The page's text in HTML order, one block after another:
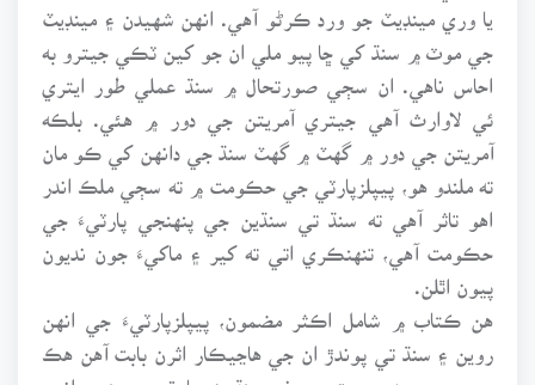
يا وري مينڊيٽ جو ورد ڪرڻو آهي. انهن شهيدن ۽ مينڊيٽ
جي موٽ ۾ سنڌ کي ڇا پيو ملي ان جو کين ٽڪي جيترو به
احاس ناهي. ان سڄي صورتحال ۾ سنڌ عملي طور ايتري
ئي لاوارث آهي جيتري آمريتن جي دور ۾ هئي. بلڪه
آمريتن جي دور ۾ گهٽ ۾ گهٽ سنڌ جي دانهن کي ڪو مان
ته ملندو هو، پيپلزپارٽي جي حڪومت ۾ ته سڄي ملڪ اندر
اهو تاثر آهي ته سنڌ تي سنڌين جي پنهنجي پارٽيءَ جي
حڪومت آهي، تنهنڪري اتي ته کير ۽ ماکيءَ جون نديون
پيون اٿلن.
هن ڪتاب ۾ شامل اڪثر مضمون، پيپلزپارٽيءَ جي انهن
روين ۽ سنڌ تي پوندڙ ان جي هاڃيڪار اثرن بابت آهن هڪ
ڀيرو وري به دوست يوسف سنڌيءَ جا قرب، جنهن انهن